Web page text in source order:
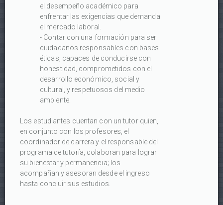
el desempeño académico para
enfrentar las exigencias que demanda
el mercado laboral.
- Contar con una formación para ser
ciudadanos responsables con bases
éticas; capaces de conducirse con
honestidad, comprometidos con el
desarrollo económico, social y
cultural, y respetuosos del medio
ambiente.
Los estudiantes cuentan con un tutor quien,
en conjunto con los profesores, el
coordinador de carrera y el responsable del
programa de tutoría, colaboran para lograr
su bienestar y permanencia; los
acompañan y asesoran desde el ingreso
hasta concluir sus estudios.